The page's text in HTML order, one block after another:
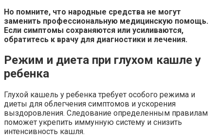
Но помните, что народные средства не могут
заменить профессиональную медицинскую помощь.
Если симптомы сохраняются или усиливаются,
обратитесь к врачу для диагностики и лечения.
Режим и диета при глухом кашле у
ребенка
Глухой кашель у ребенка требует особого режима и
диеты для облегчения симптомов и ускорения
выздоровления. Следование определенным правилам
поможет укрепить иммунную систему и снизить
интенсивность кашля.